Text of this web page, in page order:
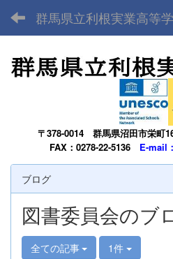
群馬県立利根実業高等
〒378-0014 群馬県沼田市栄町
FAX：0278-22-5136 E-mail
ブログ
図書委員会のブ
全ての記事 1件